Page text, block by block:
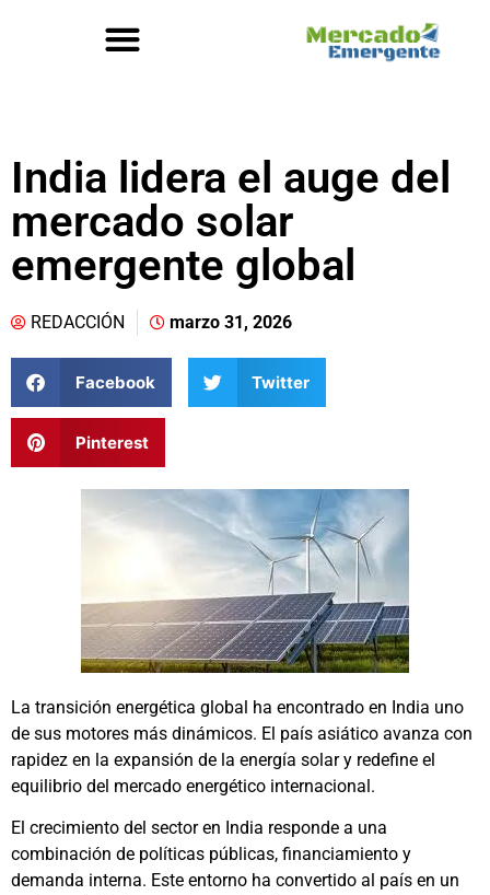
India lidera el auge del
mercado solar
emergente global
REDACCIÓN marzo 31, 2026
Facebook Twitter
Pinterest
La transición energética global ha encontrado en India uno
de sus motores más dinámicos. El país asiático avanza con
rapidez en la expansión de la energía solar y redefine el
equilibrio del mercado energético internacional.
El crecimiento del sector en India responde a una
combinación de políticas públicas, financiamiento y
demanda interna. Este entorno ha convertido al país en un